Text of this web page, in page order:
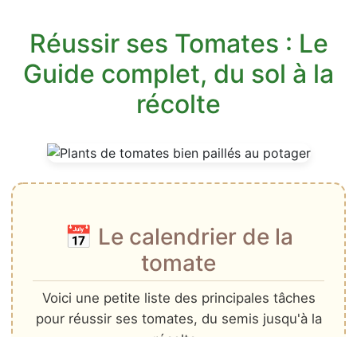
Réussir ses Tomates : Le
Guide complet, du sol à la
récolte
📅 Le calendrier de la
tomate
Voici une petite liste des principales tâches
pour réussir ses tomates, du semis jusqu'à la